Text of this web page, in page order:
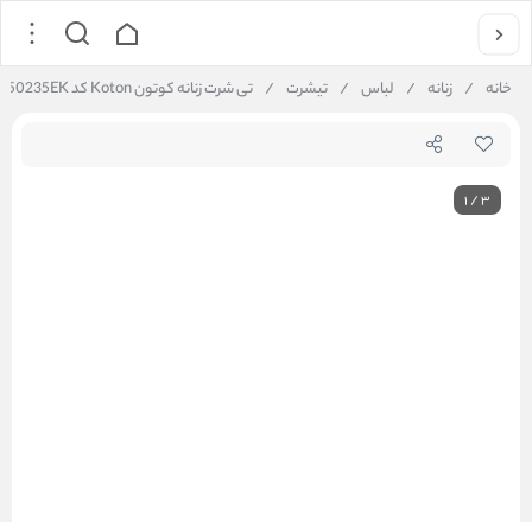
خانه / زنانه / لباس / تیشرت / تی شرت زنانه کوتون Koton کد 5SAK50235EK
1/3